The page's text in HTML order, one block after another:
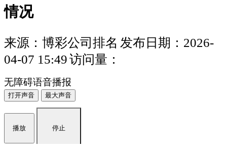
情况
来源：博彩公司排名 发布日期：2026-
04-07 15:49访问量：
无障碍语音播报
打开声音 最大声音
播放 停止